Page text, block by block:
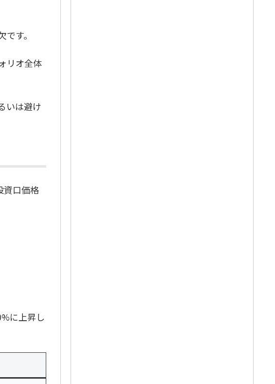
す。
リオ全体
いは避け
資口価格
に上昇し